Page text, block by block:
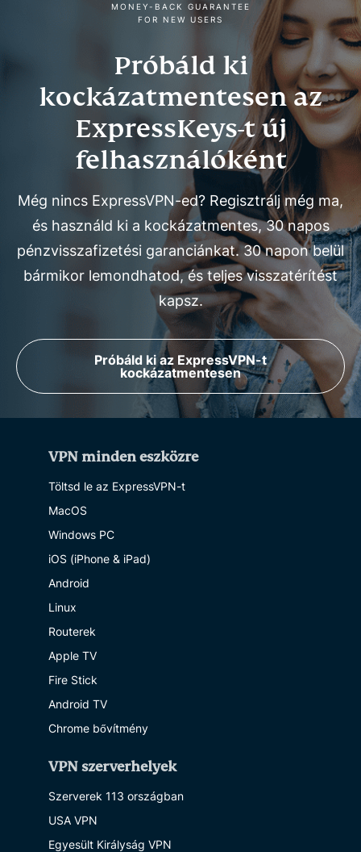
MONEY-BACK GUARANTEE
FOR NEW USERS
Próbáld ki
kockázatmentesen az
ExpressKeys-t új
felhasználóként
Még nincs ExpressVPN-ed? Regisztrálj még ma,
és használd ki a kockázatmentes, 30 napos
pénzvisszafizetési garanciánkat. 30 napon belül
bármikor lemondhatod, és teljes visszatérítést
kapsz.
Próbáld ki az ExpressVPN-t
kockázatmentesen
VPN minden eszközre
Töltsd le az ExpressVPN-t
MacOS
Windows PC
iOS (iPhone & iPad)
Android
Linux
Routerek
Apple TV
Fire Stick
Android TV
Chrome bővítmény
VPN szerverhelyek
Szerverek 113 országban
USA VPN
Egyesült Királyság VPN